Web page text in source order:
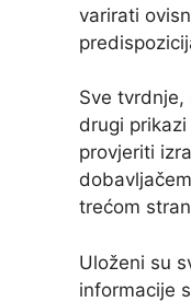
varirati
Sve
drugi
provjeriti
trećom
Uloženi su
informacije